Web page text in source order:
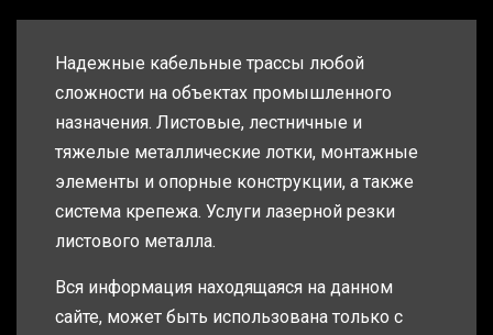
Надежные кабельные трассы любой
сложности на объектах промышленного
назначения. Листовые, лестничные и
тяжелые металлические лотки, монтажные
элементы и опорные конструкции, а также
система крепежа. Услуги лазерной резки
листового металла.
Вся информация находящаяся на данном
сайте, может быть использована только с